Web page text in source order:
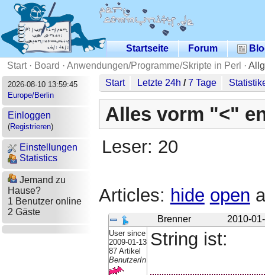
Startseite Forum
Start· Board · Anwendungen/Programme/Skripte in Perl ·
2026-08-10 13:59:45
Europe/Berlin
Einloggen
(Registrieren)
Einstellungen
Statistics
Jemand zu
Hause?
1 Benutzer online
2 Gäste
Start Letzte 24h /7 Tage
Alles vorm "<"
Leser: 20
Articles: hide open
Brenner 2010-
User since
2009-01-13
87 Artikel
BenutzerIn
String ist: